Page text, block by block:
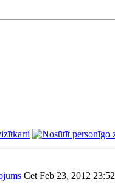
Cet Feb 23, 2012 23:52